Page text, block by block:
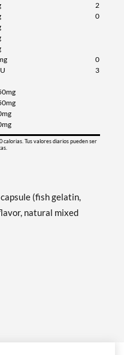
2
0
0
3
Tus valores diarios pueden ser
(fish gelatin,
natural mixed